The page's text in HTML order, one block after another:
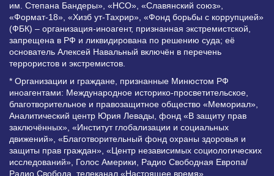
им. Степана Бандеры», «НСО», «Славянский союз»,
«Формат-18», «Хизб ут-Тахрир», «Фонд борьбы с коррупцией»
(ФБК) – организация-иноагент, признанная экстремистской,
запрещена в РФ и ликвидирована по решению суда; её
основатель Алексей Навальный включён в перечень
террористов и экстремистов.
* Организации и граждане, признанные Минюстом РФ
иноагентами: Международное историко-просветительское,
благотворительное и правозащитное общество «Мемориал»,
Аналитический центр Юрия Левады, фонд «В защиту прав
заключённых», «Институт глобализации и социальных
движений», «Благотворительный фонд охраны здоровья и
защиты прав граждан», «Центр независимых социологических
исследований», Голос Америки, Радио Свободная Европа/
Радио Свобода, телеканал «Настоящее время»,